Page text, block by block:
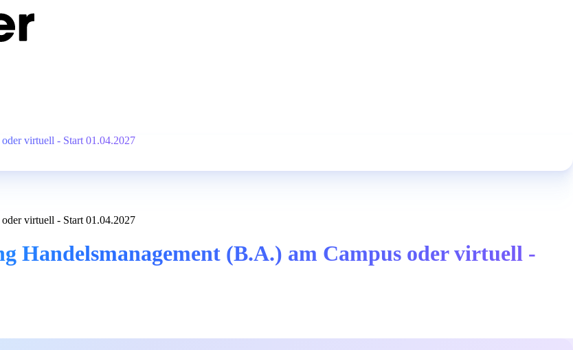
virtuell - Start 01.04.2027
virtuell - Start 01.04.2027
Handelsmanagement (B.A.) am Campus oder virtuell -